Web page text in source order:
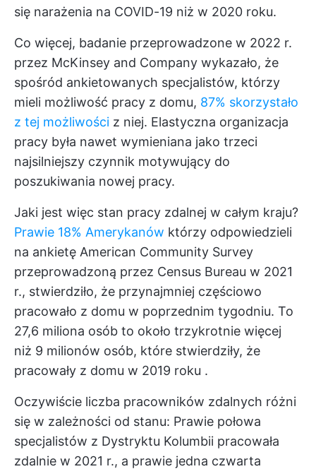
się narażenia na COVID-19 niż w 2020 roku.
Co więcej, badanie przeprowadzone w 2022 r.
przez McKinsey and Company wykazało, że
spośród ankietowanych specjalistów, którzy
mieli możliwość pracy z domu, 87% skorzystało
z tej możliwości z niej. Elastyczna organizacja
pracy była nawet wymieniana jako trzeci
najsilniejszy czynnik motywujący do
poszukiwania nowej pracy.
Jaki jest więc stan pracy zdalnej w całym kraju?
Prawie 18% Amerykanów którzy odpowiedzieli
na ankietę American Community Survey
przeprowadzoną przez Census Bureau w 2021
r., stwierdziło, że przynajmniej częściowo
pracowało z domu w poprzednim tygodniu. To
27,6 miliona osób to około trzykrotnie więcej
niż 9 milionów osób, które stwierdziły, że
pracowały z domu w 2019 roku .
Oczywiście liczba pracowników zdalnych różni
się w zależności od stanu: Prawie połowa
specjalistów z Dystryktu Kolumbii pracowała
zdalnie w 2021 r., a prawie jedna czwarta